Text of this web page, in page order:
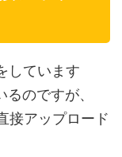
しています
のですが、
接アップロード